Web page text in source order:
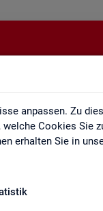
anpassen. Zu
Cookies Sie
erhalten Sie in